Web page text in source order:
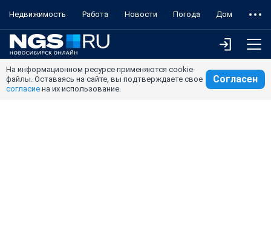
Недвижимость Работа Новости Погода Дом
На информационном ресурсе применяются cookie-
файлы. Оставаясь на сайте, вы подтверждаете свое
согласие на их использование.
Согласен